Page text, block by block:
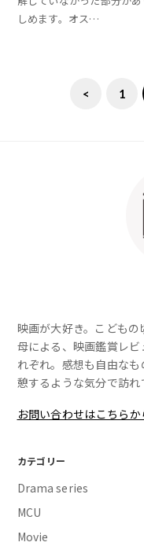
しめます。オス…
< 1
映画が大好き。こども
母による、映画鑑賞レ
れぞれ。感想も自由な
憩するような気分で訪れ
お問い合わせはこちらか
カテゴリー
Drama series
MCU
Movie